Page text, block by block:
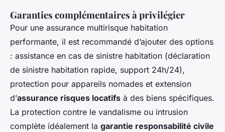
Garanties complémentaires à privilégier
Pour une assurance multirisque habitation
performante, il est recommandé d’ajouter des options
: assistance en cas de sinistre habitation (déclaration
de sinistre habitation rapide, support 24h/24),
protection pour appareils nomades et extension
d’assurance risques locatifs à des biens spécifiques.
La protection contre le vandalisme ou intrusion
complète idéalement la garantie responsabilité civile